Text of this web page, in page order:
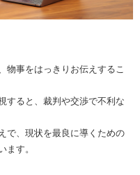
物事をはっきりお伝えするこ
すると、裁判や交渉で不利な
で、現状を最良に導くための
ます。